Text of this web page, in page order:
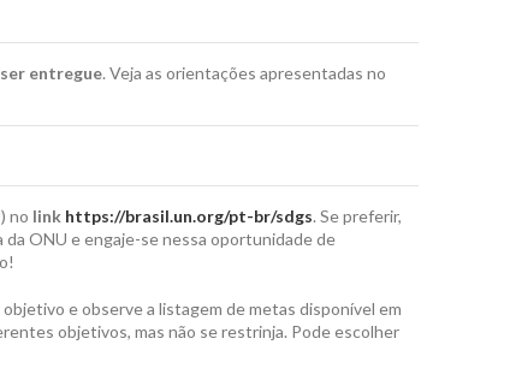
entregue. Veja as orientações apresentadas no
no link https://brasil.un.org/pt-br/sdgs. Se preferir,
da ONU e engaje-se nessa oportunidade de
e observe a listagem de metas disponível em
objetivos, mas não se restrinja. Pode escolher